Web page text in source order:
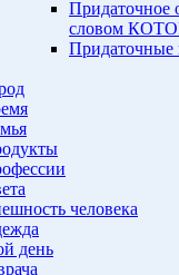
Придаточное
словом
Придаточные
человека
день